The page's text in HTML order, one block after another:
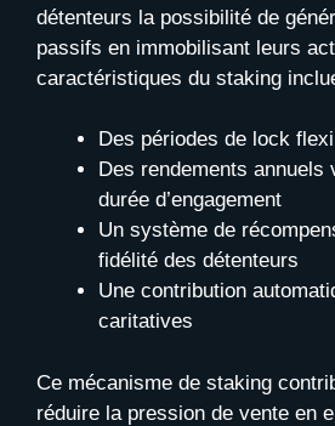
détenteurs la possibilité de
passifs en immobilisant leurs
caractéristiques du staking
Des périodes de lock
Des rendements annuels
durée d’engagement
Un système de
fidélité des détenteurs
Une contribution
caritatives
Ce mécanisme de staking
réduire la pression de vente en